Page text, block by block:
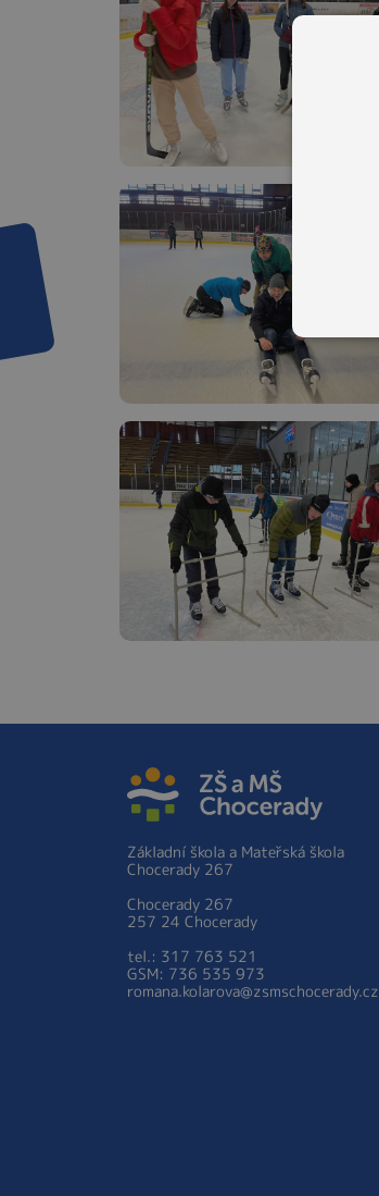
Základní škola a Mateřská škola
Chocerady 267
Chocerady 267
257 24 Chocerady
tel.: 317 763 521
GSM: 736 535 973
romana.kolarova@zsmschocerady.cz